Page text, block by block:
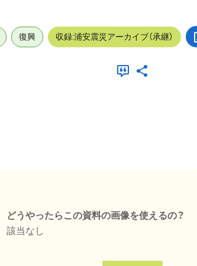
復興 収録:浦安震災アーカイブ（承継）
どうやったらこの資料の画像を使えるの？
該当なし